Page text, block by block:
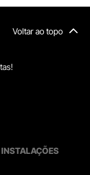
Voltar ao topo
INSTALAÇÕES